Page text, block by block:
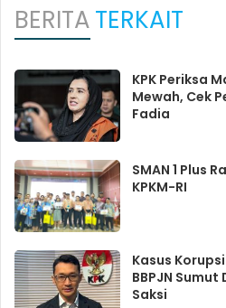
BERITATERKAIT
KPK Periksa
Mewah, Cek
Fadia
SMAN 1 Plus
KPKM-RI
Kasus
BBPJN
Saksi